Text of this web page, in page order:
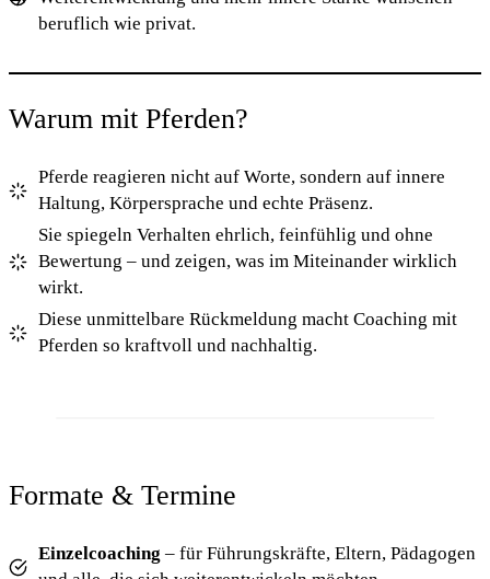
beruflich wie privat.
Warum mit Pferden?
Pferde reagieren nicht auf Worte, sondern auf innere
Haltung, Körpersprache und echte Präsenz.
Sie spiegeln Verhalten ehrlich, feinfühlig und ohne
Bewertung – und zeigen, was im Miteinander wirklich
wirkt.
Diese unmittelbare Rückmeldung macht Coaching mit
Pferden so kraftvoll und nachhaltig.
Formate & Termine
Einzelcoaching – für Führungskräfte, Eltern, Pädagogen